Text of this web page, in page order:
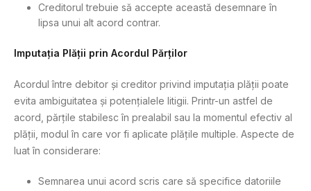
Creditorul trebuie să accepte această desemnare în
lipsa unui alt acord contrar.
Imputația Plății prin Acordul Părților
Acordul între debitor și creditor privind imputația plății poate
evita ambiguitatea și potențialele litigii. Printr-un astfel de
acord, părțile stabilesc în prealabil sau la momentul efectiv al
plății, modul în care vor fi aplicate plățile multiple. Aspecte de
luat în considerare:
Semnarea unui acord scris care să specifice datoriile